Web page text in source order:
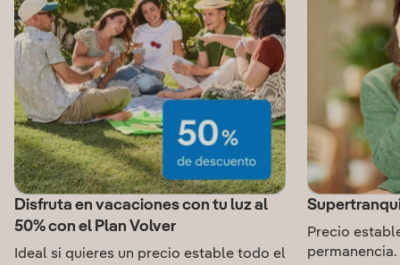
Disfruta en vacaciones con tu luz al
50% con el Plan Volver
Ideal si quieres un precio estable todo el
Precio
permanencia.